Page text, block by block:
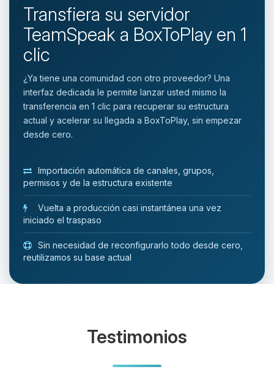
Transfiera su servidor
TeamSpeak a BoxToPlay en 1
clic
¿Ya tiene una comunidad con otro proveedor? Una
interfaz dedicada le permite lanzar usted mismo la
transferencia en 1 clic para recuperar su estructura
actual y acelerar su llegada a BoxToPlay, sin empezar
desde cero.
Importación automática de canales, grupos,
permisos y de la estructura existente
Vuelta a producción casi instantánea una vez
iniciado el traspaso
Sin necesidad de reconfigurarlo todo desde cero,
reutilizamos su base actual
Testimonios